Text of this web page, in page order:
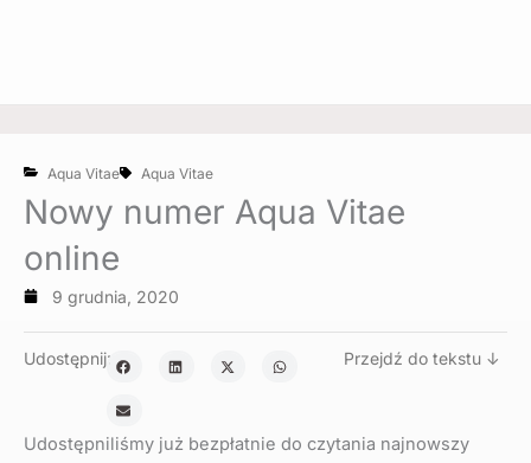
Aqua Vitae Aqua Vitae
Nowy numer Aqua Vitae
online
9 grudnia, 2020
Udostępnij: Przejdź do tekstu ↓
Udostępniliśmy już bezpłatnie do czytania najnowszy